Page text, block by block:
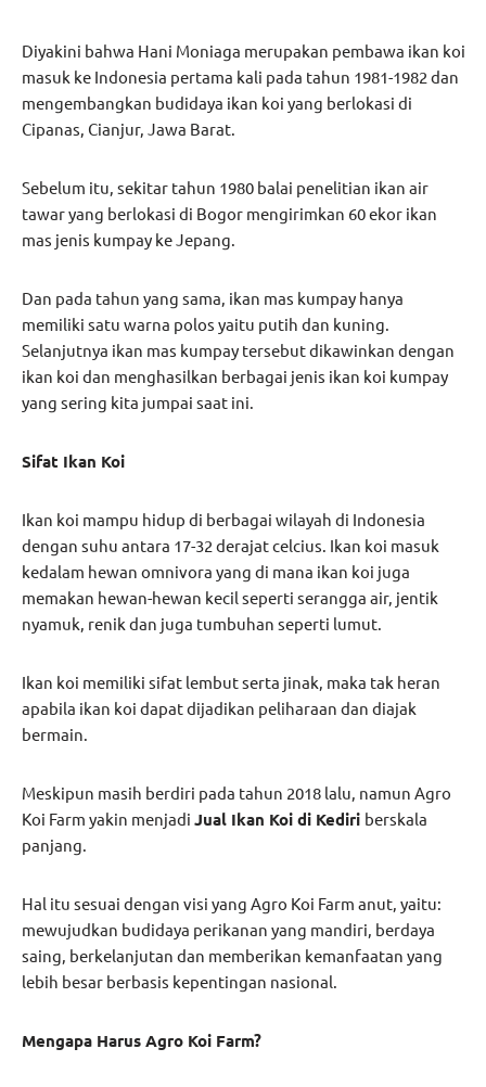
Diyakini bahwa Hani Moniaga merupakan pembawa ikan koi
masuk ke Indonesia pertama kali pada tahun 1981-1982 dan
mengembangkan budidaya ikan koi yang berlokasi di
Cipanas, Cianjur, Jawa Barat.
Sebelum itu, sekitar tahun 1980 balai penelitian ikan air
tawar yang berlokasi di Bogor mengirimkan 60 ekor ikan
mas jenis kumpay ke Jepang.
Dan pada tahun yang sama, ikan mas kumpay hanya
memiliki satu warna polos yaitu putih dan kuning.
Selanjutnya ikan mas kumpay tersebut dikawinkan dengan
ikan koi dan menghasilkan berbagai jenis ikan koi kumpay
yang sering kita jumpai saat ini.
Sifat Ikan Koi
Ikan koi mampu hidup di berbagai wilayah di Indonesia
dengan suhu antara 17-32 derajat celcius. Ikan koi masuk
kedalam hewan omnivora yang di mana ikan koi juga
memakan hewan-hewan kecil seperti serangga air, jentik
nyamuk, renik dan juga tumbuhan seperti lumut.
Ikan koi memiliki sifat lembut serta jinak, maka tak heran
apabila ikan koi dapat dijadikan peliharaan dan diajak
bermain.
Meskipun masih berdiri pada tahun 2018 lalu, namun Agro
Koi Farm yakin menjadi Jual Ikan Koi di Kediri berskala
panjang.
Hal itu sesuai dengan visi yang Agro Koi Farm anut, yaitu:
mewujudkan budidaya perikanan yang mandiri, berdaya
saing, berkelanjutan dan memberikan kemanfaatan yang
lebih besar berbasis kepentingan nasional.
Mengapa Harus Agro Koi Farm?